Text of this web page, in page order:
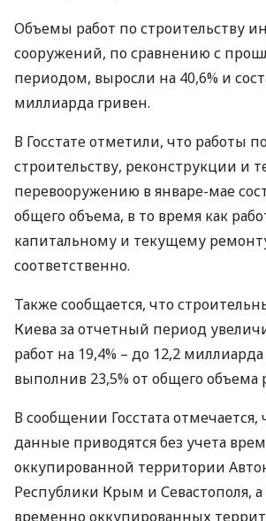
Объемы работ по строительству
сооружений, по сравнению с
периодом, выросли на 40,6% и
миллиарда гривен.
В Госстате отметили, что работы
строительству, реконструкции и
перевооружению в январе-мае
общего объема, в то время как
капитальному и текущему
соответственно.
Также сообщается, что
Киева за отчетный период
работ на 19,4% – до 12,2
выполнив 23,5% от общего объема
В сообщении Госстата отмечается,
данные приводятся без учета
оккупированной территории
Республики Крым и Севастополя,
временно оккупированных